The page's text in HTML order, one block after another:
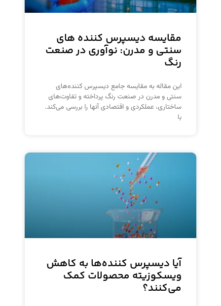
مقایسه دیسپرس کننده‌ های
سنتی و مدرن: نوآوری در صنعت
رنگ
این مقاله به مقایسه جامع دیسپرس کننده‌های
سنتی و مدرن در صنعت رنگ پرداخته و تفاوت‌های
ساختاری، عملکردی و اقتصادی آنها را بررسی می‌کند.
با
آیا دیسپرس کننده‌ها به کاهش
ویسکوزیته محصولات کمک
می‌کنند؟